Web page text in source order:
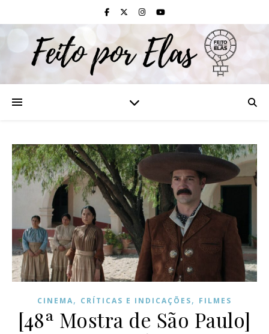
CINEMA, CRÍTICAS E INDICAÇÕES, FILMES
[48ª Mostra de São Paulo]